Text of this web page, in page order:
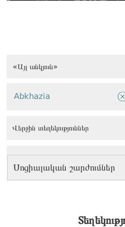
«Այլ անկյուն»
Սոցիալական շարժումներ
Abkhazia
Վերջին տեղեկություններ